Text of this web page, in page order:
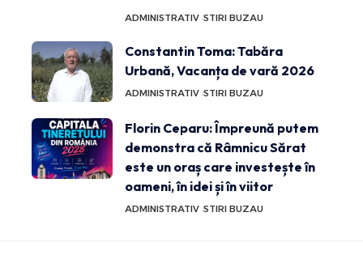
ADMINISTRATIV STIRI BUZAU
Constantin Toma: Tabăra
Urbană, Vacanța de vară 2026
ADMINISTRATIV STIRI BUZAU
Florin Ceparu: Împreună putem
demonstra că Râmnicu Sărat
este un oraș care investește în
oameni, în idei și în viitor
ADMINISTRATIV STIRI BUZAU